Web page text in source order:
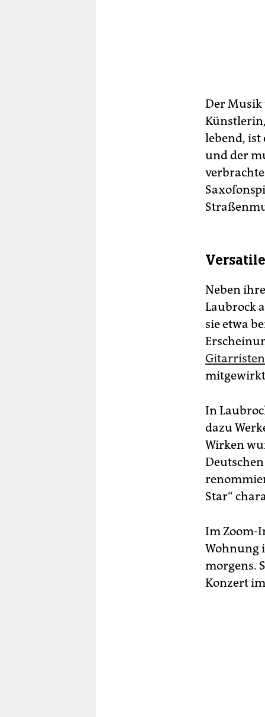
Der Musik
lebend, ist
und der
Neben
Laubrock
sie etwa
Gitarristen
In
dazu
Wirken
Star“
Im Zoom-
Wohnung
morgens.
Konzert